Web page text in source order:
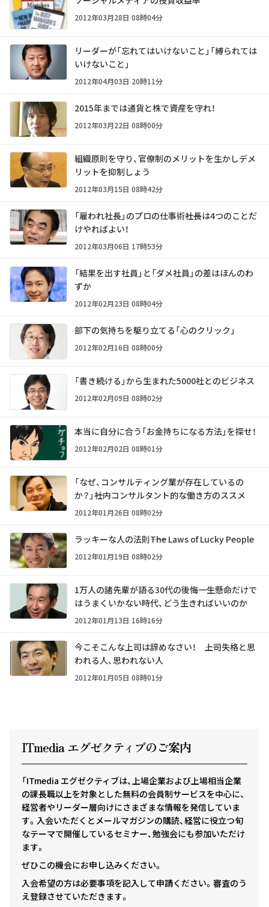
2012年03月28日 08時04分
リーダーが「忘れてはいけないこと」「縛られては
いけないこと」
2012年04月03日 20時11分
2015年までは通貨と株で資産を守れ！
2012年03月22日 08時00分
組織原則を守り、官僚制のメリットを生かしデメ
リットを抑制しょう
2012年03月15日 08時42分
「雇われ社長」のプロの仕事術――社長は4つのことだ
けやればよい！
2012年03月06日 17時53分
「結果を出す社員」と「ダメ社員」の差はほんのわ
ずか
2012年02月23日 08時04分
部下の気持ちを駆り立てる「心のクリック」
2012年02月16日 08時00分
「書き続ける」から生まれた5000社とのビジネス
2012年02月09日 08時02分
本当に自分に合う「お金持ちになる方法」を探せ！
2012年02月02日 08時01分
「なぜ、コンサルティング業が存在しているの
か？」――社内コンサルタント的な働き方のススメ
2012年01月26日 08時02分
ラッキーな人の法則――The Laws of Lucky People
2012年01月19日 08時02分
1万人の諸先輩が語る30代の後悔――一生懸命だけで
はうまくいかない時代、どう生きればいいのか
2012年01月13日 16時16分
今こそこんな上司は辞めなさい！ ――上司失格と思
われる人、思われない人
2012年01月05日 08時01分
ITmedia エグゼクティ ブのご案内
「ITmedia エグゼクティブは、上場企業および上場相当企業
の課長職以上を対象とした無料の会員制サービスを中心に、
経営者やリーダー層向けにさまざまな情報を発信していま
す。入会いただくとメールマガジンの購読、経営に役立つ旬
なテーマで開催しているセミナー、勉強会にも参加いただけ
ます。
ぜひこの機会にお申し込みください。
入会希望の方は必要事項を記入して申請ください。審査のう
え登録させていただきます。